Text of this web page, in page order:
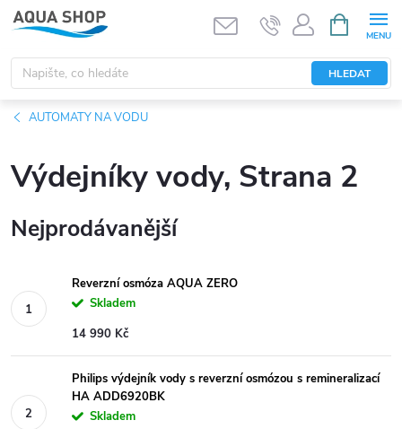
Přejít
na
obsah
HLEDAT
NÁKUPNÍ
KOŠÍK
AUTOMATY NA VODU
Výdejníky vody, Strana 2
Nejprodávanější
Reverzní osmóza AQUA ZERO
Skladem
14 990 Kč
Philips výdejník vody s reverzní osmózou s remineralizací
HA ADD6920BK
Skladem